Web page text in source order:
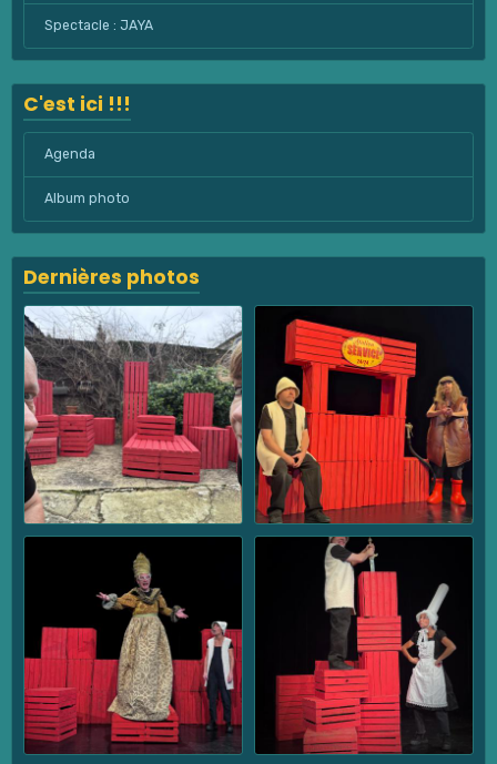
Spectacle : JAYA
C'est ici !!!
Agenda
Album photo
Dernières photos